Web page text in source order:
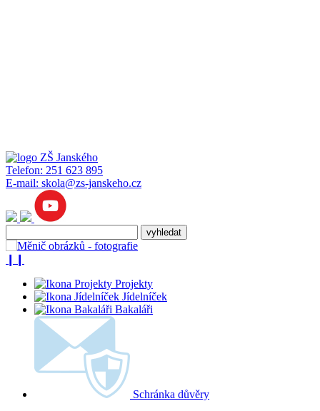
Telefon: 251 623 895
E-mail: skola@zs-janskeho.cz
Projekty
Jídelníček
Bakaláři
Schránka důvěry